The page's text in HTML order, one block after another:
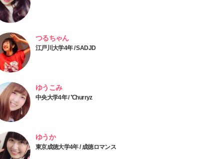
つるちゃん
江戸川大学4年 / SADJD
ゆうこみ
中央大学4年 / ℃hurryz
ゆうか
東京成徳大学4年 / 成徳ロマンス